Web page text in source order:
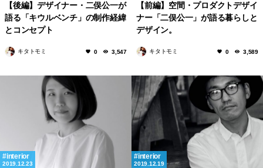
【後編】デザイナー・二俣公一が
語る「キウルベンチ」の制作経緯
とコンセプト
キタトモミ 0 3,547
【前編】空間・プロダクトデザイ
ナー「二俣公一」が語る暮らしと
デザイン。
キタトモミ 0 3,589
interior
2019.12.23
interior
2019.12.19